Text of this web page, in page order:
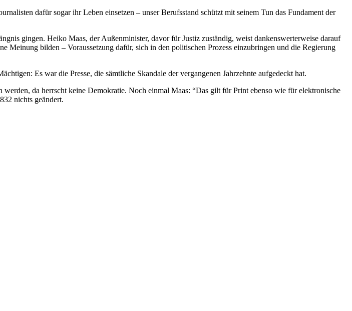
dafür sogar ihr Leben einsetzen – unser Berufsstand schützt mit seinem Tun das Fundament der
gingen. Heiko Maas, der Außenminister, davor für Justiz zuständig, weist dankenswerterweise darauf
Meinung bilden – Voraussetzung dafür, sich in den politischen Prozess einzubringen und die Regierung
Es war die Presse, die sämtliche Skandale der vergangenen Jahrzehnte aufgedeckt hat.
da herrscht keine Demokratie. Noch einmal Maas: “Das gilt für Print ebenso wie für elektronische
nichts geändert.